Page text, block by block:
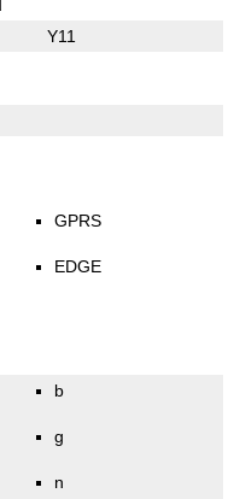
Y11
GPRS
EDGE
b
g
n